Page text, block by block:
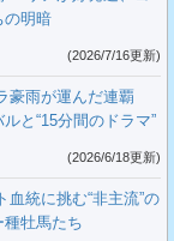
明暗
(2026/7/16更新)
豪雨が運んだ連覇
と“15分間のドラマ”
(2026/6/18更新)
血統に挑む“非主流”の
牡馬たち